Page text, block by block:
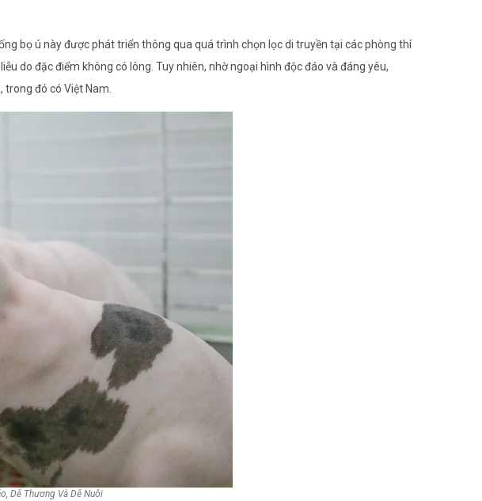
bọ ú này được phát triển thông qua quá trình chọn lọc di truyền tại các phòng thí
do đặc điểm không có lông. Tuy nhiên, nhờ ngoại hình độc đáo và đáng yêu,
đó có Việt Nam.
Dễ Thương Và Dễ Nuôi